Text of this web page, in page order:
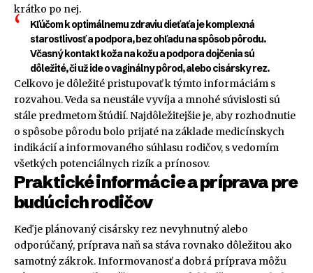
krátko po nej.
Kľúčom k optimálnemu zdraviu dieťaťa je komplexná
starostlivosť a podpora, bez ohľadu na spôsob pôrodu.
Včasný kontakt koža na kožu a podpora dojčenia sú
dôležité, či už ide o vaginálny pôrod, alebo cisársky rez.
Celkovo je dôležité pristupovať k týmto informáciám s
rozvahou. Veda sa neustále vyvíja a mnohé súvislosti sú
stále predmetom štúdií. Najdôležitejšie je, aby rozhodnutie
o spôsobe pôrodu bolo prijaté na základe medicínskych
indikácií a informovaného súhlasu rodičov, s vedomím
všetkých potenciálnych rizík a prínosov.
Praktické informácie a príprava pre
budúcich rodičov
Keď je plánovaný cisársky rez nevyhnutný alebo
odporúčaný, príprava naň sa stáva rovnako dôležitou ako
samotný zákrok. Informovanosť a dobrá príprava môžu